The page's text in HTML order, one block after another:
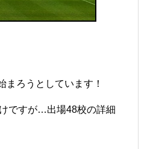
まろうとしています！
ですが…出場48校の詳細